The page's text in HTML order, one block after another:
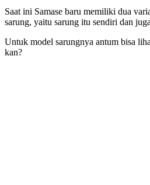
Saat ini Samase baru memiliki dua
sarung, yaitu sarung itu sendiri dan
Untuk model sarungnya antum bisa
kan?